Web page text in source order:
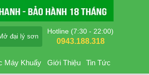
đại lý sơn
Hotline (7:30 - 22:00)
0943.188.318
Máy Khuấy Giới Thiệu Tin Tức